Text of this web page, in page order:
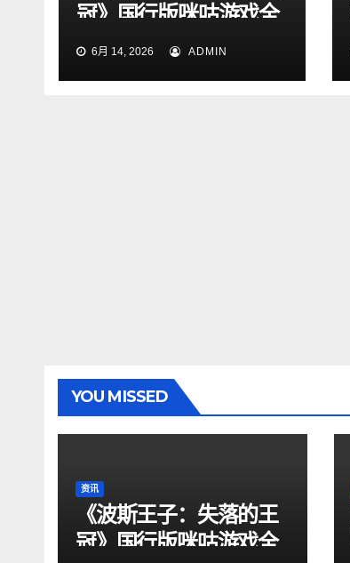
冠》国行版咪咕游戏全
网独家首发上线
6月 14, 2026 ADMIN
YOU MISSED
资讯
《波斯王子：失落的王
冠》国行版咪咕游戏全